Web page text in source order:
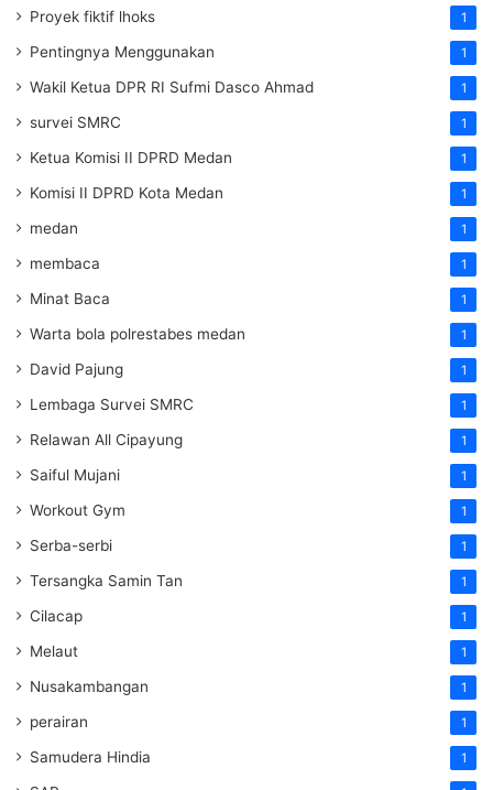
Proyek fiktif lhoks 1
Pentingnya Menggunakan 1
Wakil Ketua DPR RI Sufmi Dasco Ahmad 1
survei SMRC 1
Ketua Komisi II DPRD Medan 1
Komisi II DPRD Kota Medan 1
medan 1
membaca 1
Minat Baca 1
Warta bola polrestabes medan 1
David Pajung 1
Lembaga Survei SMRC 1
Relawan All Cipayung 1
Saiful Mujani 1
Workout Gym 1
Serba-serbi 1
Tersangka Samin Tan 1
Cilacap 1
Melaut 1
Nusakambangan 1
perairan 1
Samudera Hindia 1